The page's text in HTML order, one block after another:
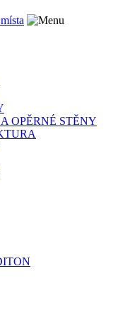
OPĚRNÉ STĚNY